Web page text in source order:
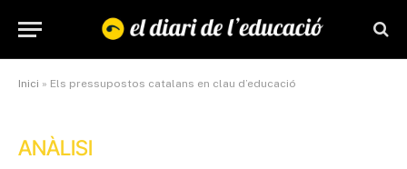
Inici » Els pressupostos catalans en clau d’educació
ANÀLISI